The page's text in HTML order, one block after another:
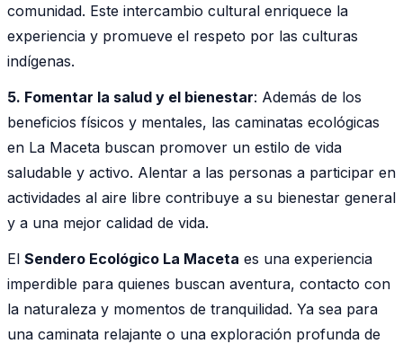
comunidad. Este intercambio cultural enriquece la
experiencia y promueve el respeto por las culturas
indígenas.
5. Fomentar la salud y el bienestar: Además de los
beneficios físicos y mentales, las caminatas ecológicas
en La Maceta buscan promover un estilo de vida
saludable y activo. Alentar a las personas a participar en
actividades al aire libre contribuye a su bienestar general
y a una mejor calidad de vida.
El Sendero Ecológico La Maceta es una experiencia
imperdible para quienes buscan aventura, contacto con
la naturaleza y momentos de tranquilidad. Ya sea para
una caminata relajante o una exploración profunda de